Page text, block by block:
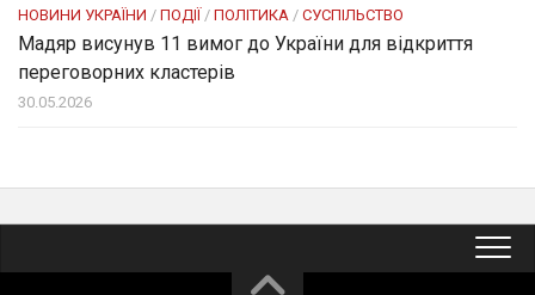
НОВИНИ УКРАЇНИ / ПОДІЇ/ ПОЛІТИКА / СУСПІЛЬСТВО
Мадяр висунув 11 вимог до України для відкриття
переговорних кластерів
30.05.2026